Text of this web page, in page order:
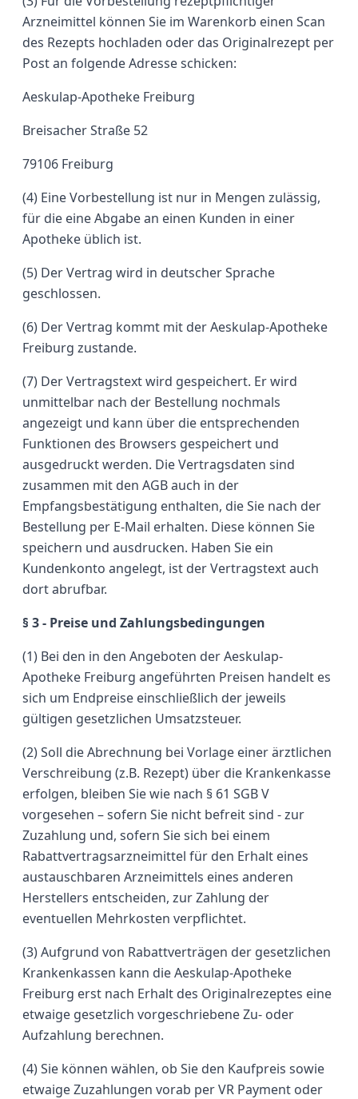
Arzneimittel können Sie im Warenkorb einen Scan
des Rezepts hochladen oder das Originalrezept per
Post an folgende Adresse schicken:
Aeskulap-Apotheke Freiburg
Breisacher Straße 52
79106 Freiburg
(4) Eine Vorbestellung ist nur in Mengen zulässig,
für die eine Abgabe an einen Kunden in einer
Apotheke üblich ist.
(5) Der Vertrag wird in deutscher Sprache
geschlossen.
(6) Der Vertrag kommt mit der Aeskulap-Apotheke
Freiburg zustande.
(7) Der Vertragstext wird gespeichert. Er wird
unmittelbar nach der Bestellung nochmals
angezeigt und kann über die entsprechenden
Funktionen des Browsers gespeichert und
ausgedruckt werden. Die Vertragsdaten sind
zusammen mit den AGB auch in der
Empfangsbestätigung enthalten, die Sie nach der
Bestellung per E-Mail erhalten. Diese können Sie
speichern und ausdrucken. Haben Sie ein
Kundenkonto angelegt, ist der Vertragstext auch
dort abrufbar.
§ 3 - Preise und Zahlungsbedingungen
(1) Bei den in den Angeboten der Aeskulap-
Apotheke Freiburg angeführten Preisen handelt es
sich um Endpreise einschließlich der jeweils
gültigen gesetzlichen Umsatzsteuer.
(2) Soll die Abrechnung bei Vorlage einer ärztlichen
Verschreibung (z.B. Rezept) über die Krankenkasse
erfolgen, bleiben Sie wie nach § 61 SGB V
vorgesehen – sofern Sie nicht befreit sind - zur
Zuzahlung und, sofern Sie sich bei einem
Rabattvertragsarzneimittel für den Erhalt eines
austauschbaren Arzneimittels eines anderen
Herstellers entscheiden, zur Zahlung der
eventuellen Mehrkosten verpflichtet.
(3) Aufgrund von Rabattverträgen der gesetzlichen
Krankenkassen kann die Aeskulap-Apotheke
Freiburg erst nach Erhalt des Originalrezeptes eine
etwaige gesetzlich vorgeschriebene Zu- oder
Aufzahlung berechnen.
(4) Sie können wählen, ob Sie den Kaufpreis sowie
etwaige Zuzahlungen vorab per VR Payment oder